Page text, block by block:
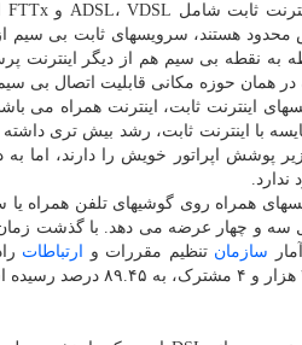
به نقطه بی سیم هم از دیگر اینترنت
در همان حوزه مکانی قابلیت اتصال بی سیم
اینترنت ثابت، اینترنت همراه می
با اینترنت ثابت، رشد بیش تری
پوشش اپراتور خویش را دارند،
همراه روی گوشیهای تلفن همراه یا
و چهار عرضه می دهد. با گذشت زمان،
سازمان تنظیم مقررات و ارتباطات